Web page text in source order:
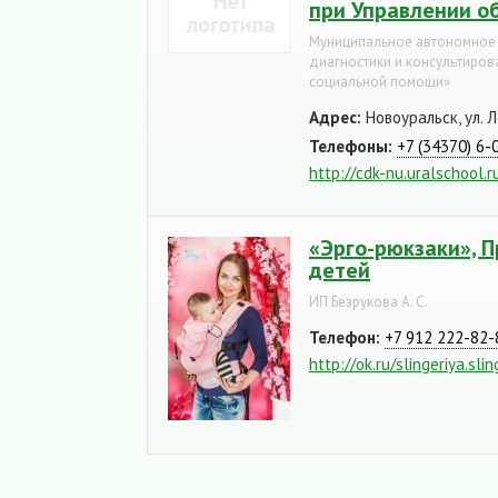
при Управлении
Муниципальное
диагностики и
социальной помощи»
Адрес: Новоуральск, ул.
Телефоны: +7 (34370) 6-
http://cdk-
«Эрго-рюкзаки»,
детей
ИП Безрукова А. С.
Телефон: +7 912 222-
http://ok.ru/